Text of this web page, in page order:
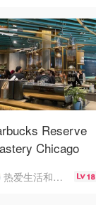
Reserve
Chicago
热爱生活和自由的轻舞飞扬 18